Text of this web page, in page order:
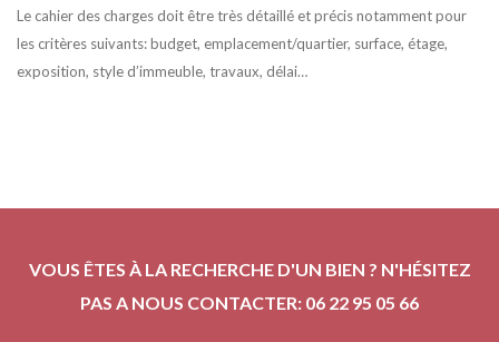
Le cahier des charges doit être très détaillé et précis notamment pour
les critères suivants: budget, emplacement/quartier, surface, étage,
exposition, style d’immeuble, travaux, délai…
VOUS ÊTES À LA RECHERCHE D'UN BIEN ? N'HÉSITEZ
PAS A NOUS CONTACTER: 06 22 95 05 66